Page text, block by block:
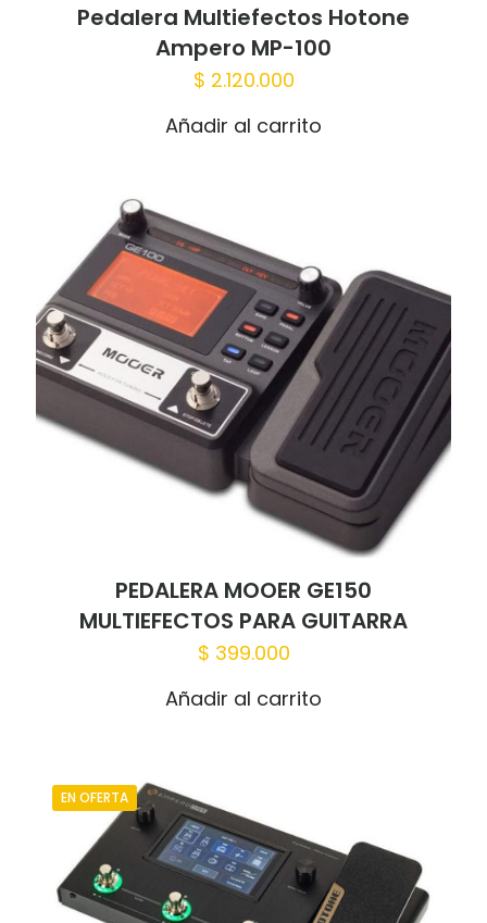
próxima vez que haga un comentario.
Pedalera Multiefectos Hotone
Ampero MP-100
$ 2.120.000
Añadir al carrito
PEDALERA MOOER GE150
MULTIEFECTOS PARA GUITARRA
$ 399.000
Añadir al carrito
EN OFERTA